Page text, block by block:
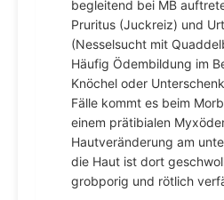
begleitend bei MB
Pruritus (Juckreiz) und
(Nesselsucht mit
Häufig Ödembildung im
Knöchel oder
Fälle kommt es beim
einem prätibialen
Hautveränderung am
die Haut ist dort
grobporig und rötlich